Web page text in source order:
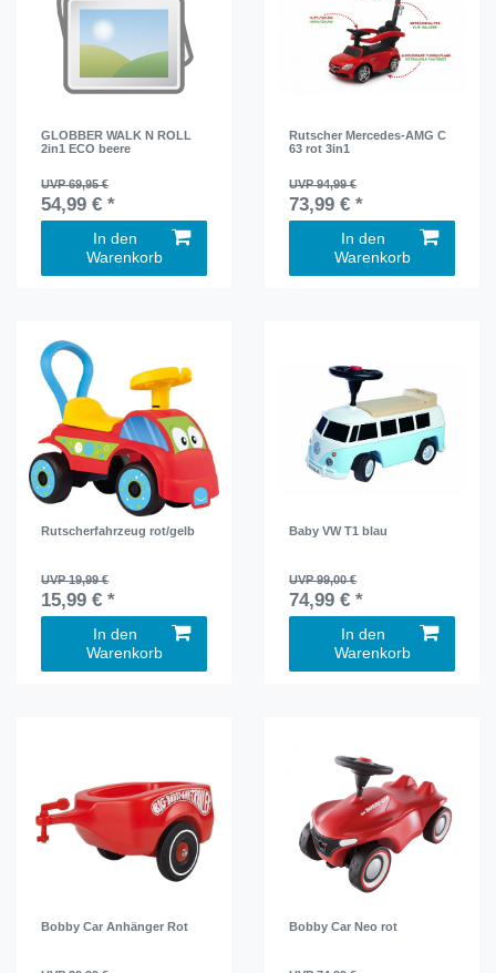
GLOBBER WALK N ROLL
2in1 ECO beere
UVP 69,95 €
54,99 € *
In den
Warenkorb
Rutscher Mercedes-AMG C
63 rot 3in1
UVP 94,99 €
73,99 € *
In den
Warenkorb
Rutscherfahrzeug rot/gelb
UVP 19,99 €
15,99 € *
In den
Warenkorb
Baby VW T1 blau
UVP 99,00 €
74,99 € *
In den
Warenkorb
Bobby Car Anhänger Rot Bobby Car Neo rot